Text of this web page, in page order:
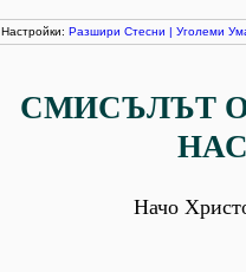
Настройки: Разшири Стесни | Уголеми
СМИСЪЛЪТ
Начо